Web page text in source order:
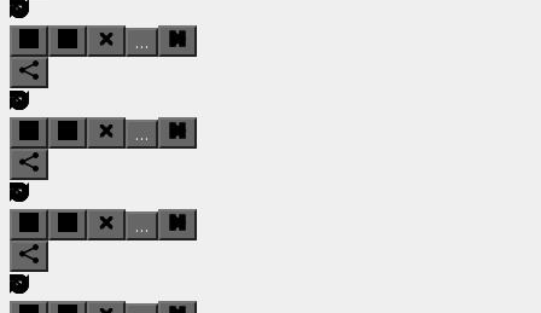
…
…
…